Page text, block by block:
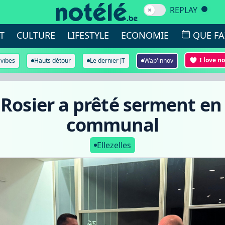
REPLAY
CULTURE LIFESTYLE ECONOMIE QUE
Hauts détour Le dernier JT Wap'innov I love
a prêté serment
communal
Ellezelles